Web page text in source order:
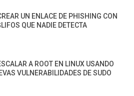
UN ENLACE DE PHISHING CON
QUE NADIE DETECTA
A ROOT EN LINUX USANDO
VULNERABILIDADES DE SUDO